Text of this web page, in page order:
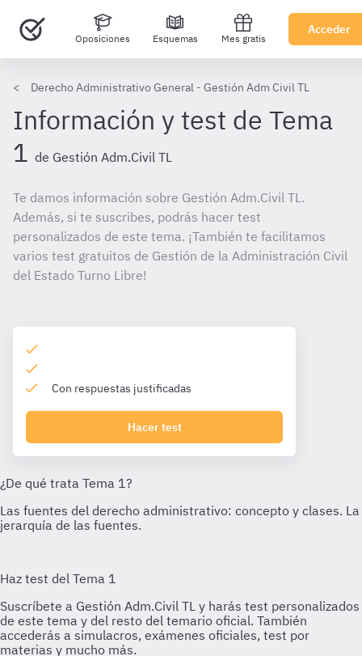
Oposiciones Esquemas Mes gratis
Acceder
Derecho Administrativo General - Gestión Adm Civil TL
Información y test de Tema
1 de Gestión Adm.Civil TL
Te damos información sobre Gestión Adm.Civil TL.
Además, si te suscribes, podrás hacer test
personalizados de este tema. ¡También te facilitamos
varios test gratuitos de Gestión de la Administración Civil
del Estado Turno Libre!
Con respuestas justificadas
Hacer test